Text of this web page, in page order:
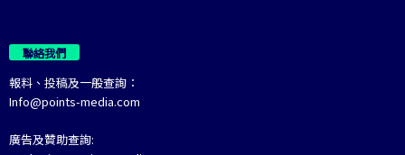
聯絡我們
報料、投稿及一般查詢：
Info@points-media.com
廣告及贊助查詢: